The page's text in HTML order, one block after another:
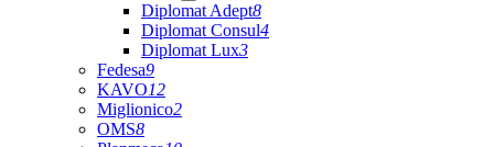
Diplomat Adept8
Diplomat Consul4
Diplomat Lux3
Fedesa9
KAVO12
Miglionico2
OMS8